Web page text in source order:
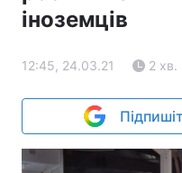
іноземців
12:45, 24.03.21 2 хв.